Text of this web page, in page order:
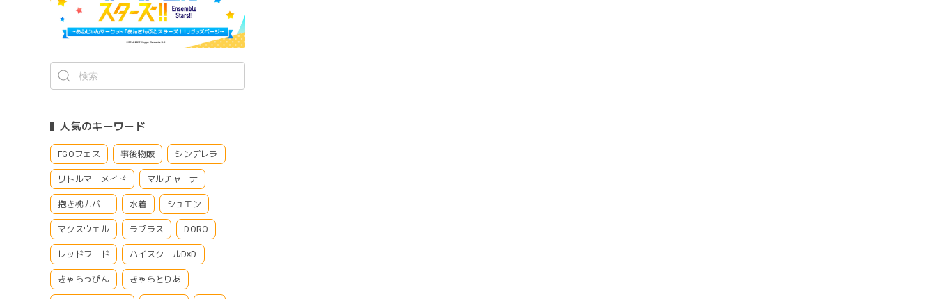
人気のキーワード
FGOフェス 事後物販 シンデレラ
リトルマーメイド マルチャーナ
抱き枕カバー 水着 シュエン
マクスウェル ラプラス DORO
レッドフード ハイスクールD×D
きゃらっぴん きゃらとりあ